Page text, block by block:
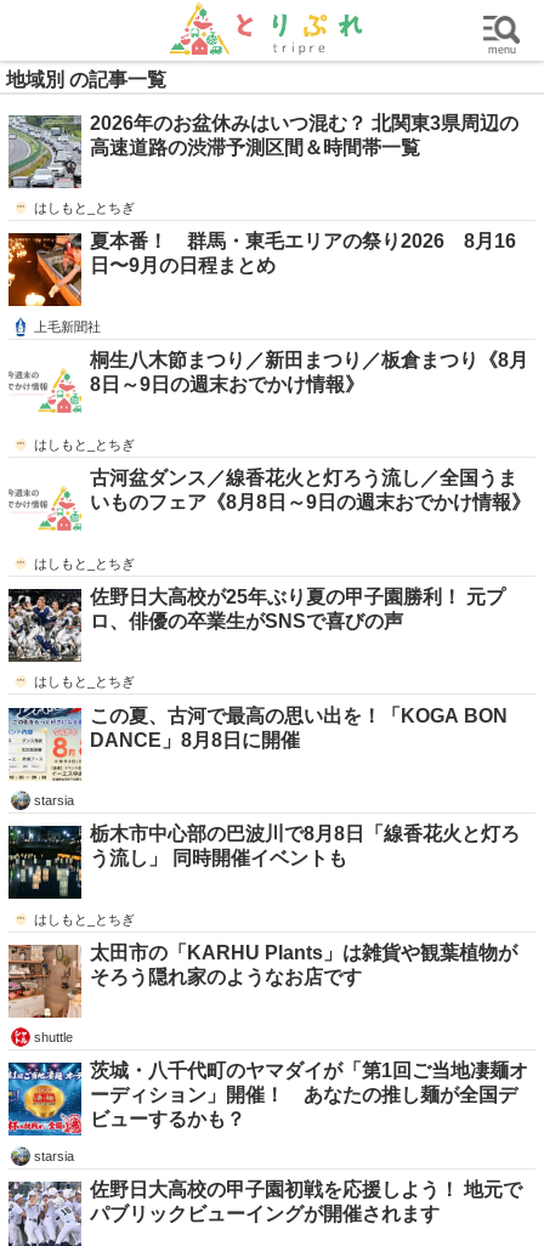
茨城 グルメ 買い物 子育て
地域別 の記事一覧
2026年のお盆休みはいつ混む？ 北関東3県周辺の
高速道路の渋滞予測区間＆時間帯一覧
はしもと_とちぎ
夏本番！ 群馬・東毛エリアの祭り2026 8月16
日〜9月の日程まとめ
上毛新聞社
桐生八木節まつり／新田まつり／板倉まつり《8月
8日～9日の週末おでかけ情報》
はしもと_とちぎ
古河盆ダンス／線香花火と灯ろう流し／全国うま
いものフェア《8月8日～9日の週末おでかけ情報》
はしもと_とちぎ
佐野日大高校が25年ぶり夏の甲子園勝利！ 元プ
ロ、俳優の卒業生がSNSで喜びの声
はしもと_とちぎ
この夏、古河で最高の思い出を！「KOGA BON
DANCE」8月8日に開催
starsia
栃木市中心部の巴波川で8月8日「線香花火と灯ろ
う流し」 同時開催イベントも
はしもと_とちぎ
太田市の「KARHU Plants」は雑貨や観葉植物が
そろう隠れ家のようなお店です
shuttle
茨城・八千代町のヤマダイが「第1回ご当地凄麺オ
ーディション」開催！ あなたの推し麺が全国デ
ビューするかも？
starsia
佐野日大高校の甲子園初戦を応援しよう！ 地元で
パブリックビューイングが開催されます
menu